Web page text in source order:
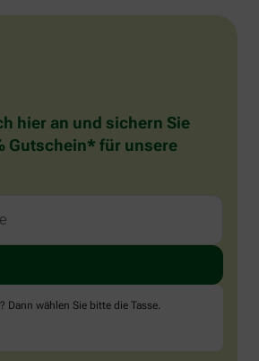
hier an und sichern Sie
Gutschein* für unsere
Dann wählen Sie bitte die Tasse